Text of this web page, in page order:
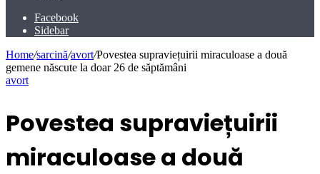
Facebook
Sidebar
Home/sarcină/avort/Povestea supraviețuirii miraculoase a două
gemene născute la doar 26 de săptămâni
avort
Povestea supraviețuirii
miraculoase a două